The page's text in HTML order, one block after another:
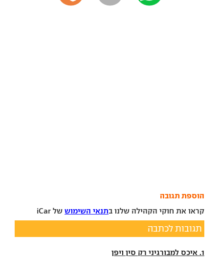
הוספת תגובה
קראו את חוקי הקהילה שלנו בתנאי השימוש של iCar
תגובות לכתבה
1. איכס למבורגיני רק סין ויפן